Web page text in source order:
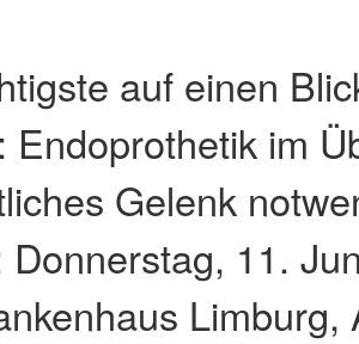
auf einen
Endoprothetik im
Gelenk
Donnerstag, 11.
Limburg,